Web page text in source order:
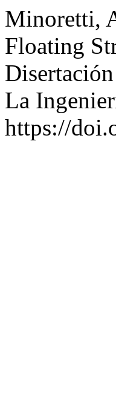
Minoretti,
Floating
La
https://